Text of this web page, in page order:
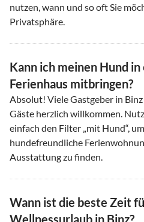
nutzen, wann und so oft Sie
Privatsphäre.
Kann ich meinen Hund
Ferienhaus mitbringen?
Absolut! Viele Gastgeber in
Gäste herzlich willkommen.
einfach den Filter „mit Hund“,
hundefreundliche
Ausstattung zu finden.
Wann ist die beste Zeit
Wellnessurlaub in Binz?